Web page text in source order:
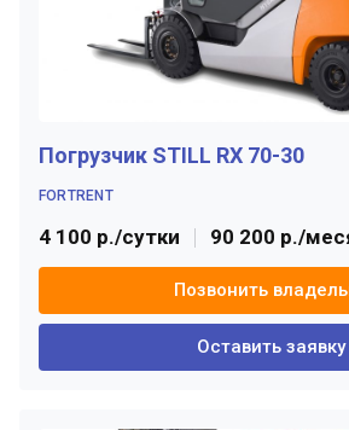
Погрузчик STILL RX 70-30
FORTRENT
4 100 р./сутки 90 200 р./
Позвонить
Оставить заявку